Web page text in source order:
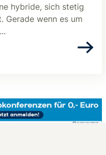
hybride, sich stetig
Gerade wenn es um